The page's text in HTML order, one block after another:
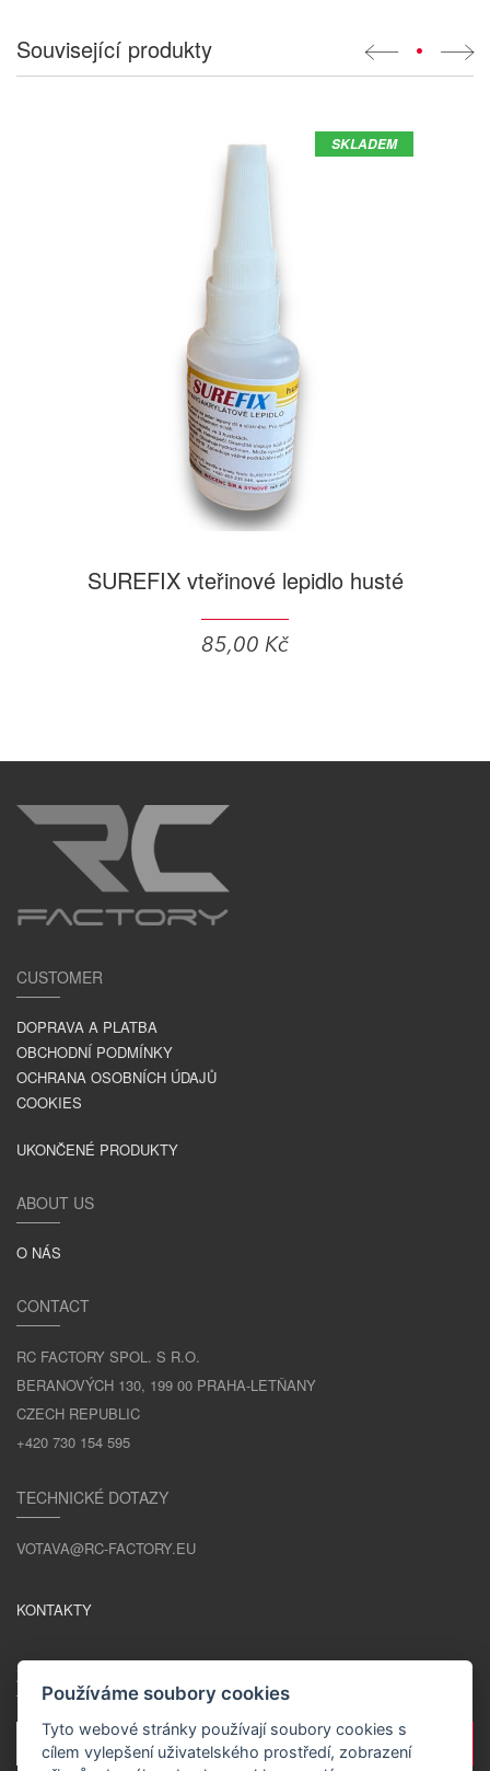
Související produkty •
SUREFIX vteřinové lepidlo husté
85,00 Kč
SKLADEM
CUSTOMER
DOPRAVA A PLATBA
OBCHODNÍ PODMÍNKY
OCHRANA OSOBNÍCH ÚDAJŮ
COOKIES
UKONČENÉ PRODUKTY
ABOUT US
O NÁS
CONTACT
RC FACTORY SPOL. S R.O.
BERANOVÝCH 130, 199 00 PRAHA-LETŇANY
CZECH REPUBLIC
+420 730 154 595
TECHNICKÉ DOTAZY
VOTAVA@RC-FACTORY.EU
KONTAKTY
ZŮSTAŇME V KONTAKTU
Používáme soubory cookies
Tyto webové stránky používají soubory cookies s
cílem vylepšení uživatelského prostředí, zobrazení